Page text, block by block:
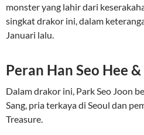
monster yang lahir dari
singkat drakor ini, dalam
Januari lalu.
Peran Han Seo Hee
Dalam drakor ini, Park Seo Joon
Sang, pria terkaya di Seoul dan
Treasure.